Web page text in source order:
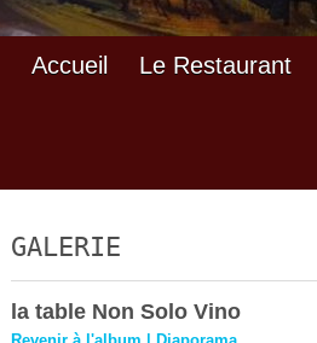
Accueil Le Restaurant
GALERIE
la table Non Solo Vino